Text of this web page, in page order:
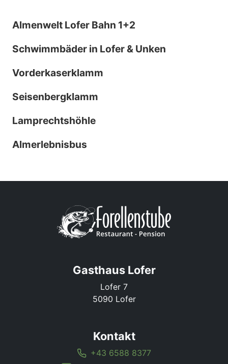
Almenwelt Lofer Bahn 1+2
Schwimmbäder in Lofer & Unken
Vorderkaserklamm
Seisenbergklamm
Lamprechtshöhle
Almerlebnisbus
Gasthaus Lofer
Lofer 7
5090 Lofer
Kontakt
+43 6588 8377